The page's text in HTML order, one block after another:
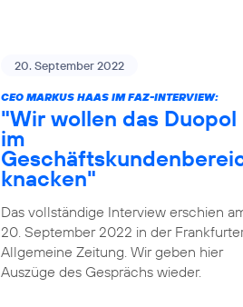
20. September 2022
CEO MARKUS HAAS IM FAZ-INTERVIEW:
"Wir wollen das Duopol
im
knacken"
Das vollständige Interview erschien
20. September 2022 in der
Allgemeine Zeitung. Wir geben hier
Auszüge des Gesprächs wieder.